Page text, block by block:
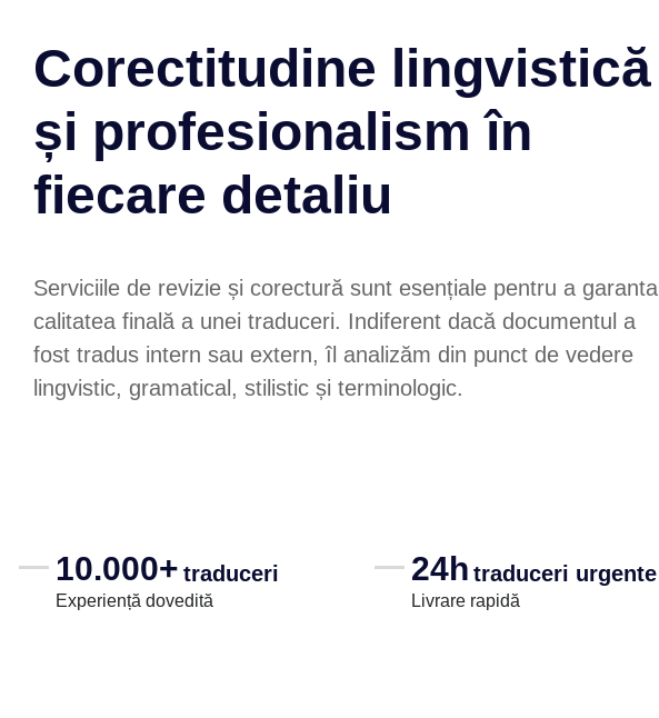
Corectitudine lingvistică
și profesionalism în
fiecare detaliu
Serviciile de revizie și corectură sunt esențiale pentru a garanta
calitatea finală a unei traduceri. Indiferent dacă documentul a
fost tradus intern sau extern, îl analizăm din punct de vedere
lingvistic, gramatical, stilistic și terminologic.
10.000+ traduceri
Experiență dovedită
24h traduceri urgente
Livrare rapidă